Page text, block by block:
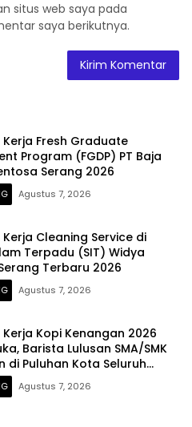
situs web saya pada
saya berikutnya.
Fresh Graduate
Program (FGDP) PT Baja
Serang 2026
Agustus 7, 2026
Cleaning Service di
Terpadu (SIT) Widya
Terbaru 2026
Agustus 7, 2026
Kopi Kenangan 2026
Barista Lulusan SMA/SMK
di Puluhan Kota Seluruh
Agustus 7, 2026